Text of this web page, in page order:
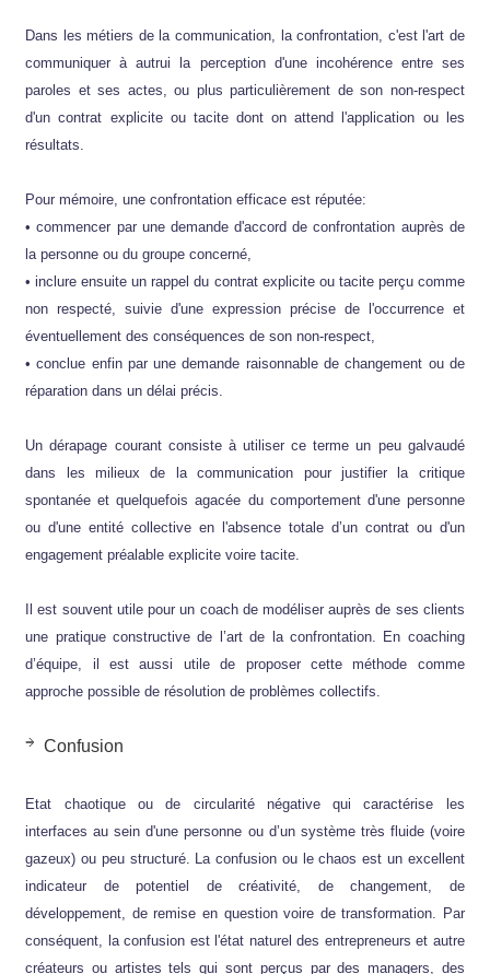
Dans les métiers de la communication, la confrontation, c'est l'art de
communiquer à autrui la perception d'une incohérence entre ses
paroles et ses actes, ou plus particulièrement de son non-respect
d'un contrat explicite ou tacite dont on attend l'application ou les
résultats.
Pour mémoire, une confrontation efficace est réputée:
• commencer par une demande d'accord de confrontation auprès de
la personne ou du groupe concerné,
• inclure ensuite un rappel du contrat explicite ou tacite perçu comme
non respecté, suivie d'une expression précise de l'occurrence et
éventuellement des conséquences de son non-respect,
• conclue enfin par une demande raisonnable de changement ou de
réparation dans un délai précis.
Un dérapage courant consiste à utiliser ce terme un peu galvaudé
dans les milieux de la communication pour justifier la critique
spontanée et quelquefois agacée du comportement d'une personne
ou d'une entité collective en l'absence totale d’un contrat ou d'un
engagement préalable explicite voire tacite.
Il est souvent utile pour un coach de modéliser auprès de ses clients
une pratique constructive de l’art de la confrontation. En coaching
d’équipe, il est aussi utile de proposer cette méthode comme
approche possible de résolution de problèmes collectifs.
Confusion
Etat chaotique ou de circularité négative qui caractérise les
interfaces au sein d'une personne ou d’un système très fluide (voire
gazeux) ou peu structuré. La confusion ou le chaos est un excellent
indicateur de potentiel de créativité, de changement, de
développement, de remise en question voire de transformation. Par
conséquent, la confusion est l'état naturel des entrepreneurs et autre
créateurs ou artistes tels qui sont perçus par des managers, des